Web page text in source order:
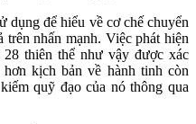
dụng để hiểu về cơ chế chuyển
nhấn mạnh. Việc phát hiện
thiên thể như vậy được xác
kịch bản về hành tinh còn
quỹ đạo của nó thông qua